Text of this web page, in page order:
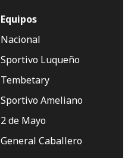
Equipos
Nacional
Sportivo Luqueño
Tembetary
Sportivo Ameliano
2 de Mayo
General Caballero